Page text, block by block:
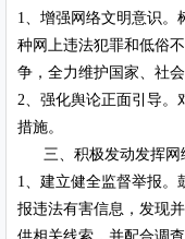
1、增强网络文明意识。
种网上违法犯罪和低俗
争，全力维护国家、社
2、强化舆论正面引导。
措施。
三、积极发动发挥网
1、建立健全监督举报。
报违法有害信息，发现